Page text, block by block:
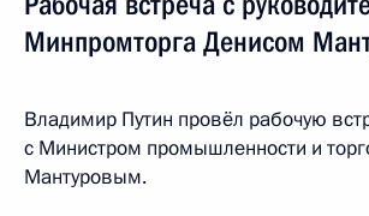
Минпромторга Денисом
Владимир Путин провёл рабочую
с Министром промышленности и
Мантуровым.